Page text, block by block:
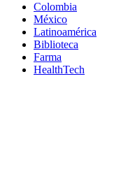
Colombia
México
Latinoamérica
Biblioteca
Farma
HealthTech